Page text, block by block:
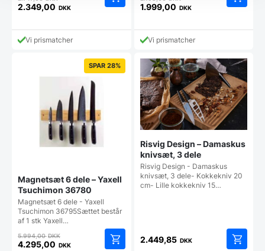
oprindelige
var:
2.747,00 DKK.
2.349,00 DKK
aktuelle
prisVi prismatcher
oprindelige
var:
2.198,00 DKK.
1.999,00 DKK
aktuelle
pris
1.999,00 DKK.
Vi prismatcher
SPAR 28%
Magnetsæt 6 dele – Yaxell
Tsuchimon 36780
Magnetsæt 6 dele - Yaxell
Tsuchimon 36795Sættet består
af 1 stk Yaxell…
5.994,00DKKDen
oprindelige
4.295,00 DKK
Risvig Design – Damaskus
knivsæt, 3 dele
Risvig Design - Damaskus
knivsæt, 3 dele- Kokkekniv 20
cm- Lille kokkekniv 15…
2.449,85 DKK